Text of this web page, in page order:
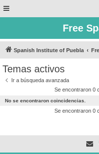
Free
Spanish Institute of Puebla
Temas activos
Ir a búsqueda avanzada
Se encontraron 0
No se encontraron coincidencias.
Se encontraron 0